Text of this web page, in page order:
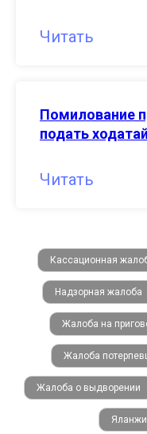
Читать
Помилование
подать
Читать
Кассационная
Надзорная жалоба
Жалоба на
Жалоба
Жалоба о выдворении
Яланжи